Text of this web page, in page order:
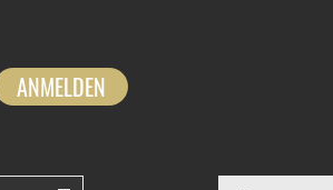
ANMELDEN